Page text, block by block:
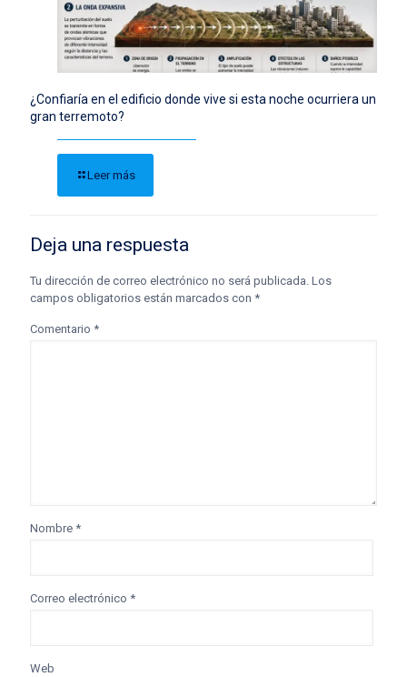
¿Confiaría en el edificio donde vive si esta noche ocurriera un
gran terremoto?
Leer más
Deja una respuesta
Tu dirección de correo electrónico no será publicada. Los
campos obligatorios están marcados con *
Comentario *
Nombre *
Correo electrónico *
Web